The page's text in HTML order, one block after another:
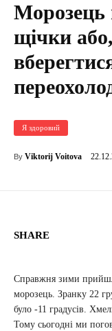
щічки
Я здоровий
By Viktorij Voitova
SHARE
Справжня зими
морозець. Зранку 22
було -11 градусів.
Тому сьогодні ми